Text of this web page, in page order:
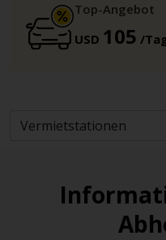
Top-Angebot
USD 105 /